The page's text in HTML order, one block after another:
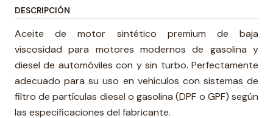
DESCRIPCIÓN
Aceite de motor sintético premium de baja
viscosidad para motores modernos de gasolina y
diesel de automóviles con y sin turbo. Perfectamente
adecuado para su uso en vehículos con sistemas de
filtro de partículas diesel o gasolina (DPF o GPF) según
las especificaciones del fabricante.